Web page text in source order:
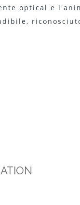
optical e